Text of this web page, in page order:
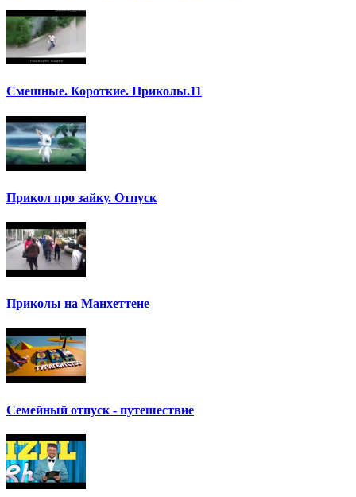
Смешные. Короткие. Приколы.11
Прикол про зайку. Отпуск
Приколы на Манхеттене
Семейный отпуск - путешествие